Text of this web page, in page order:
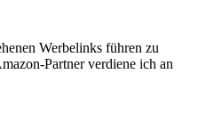
Werbelinks führen zu
Partner verdiene ich an